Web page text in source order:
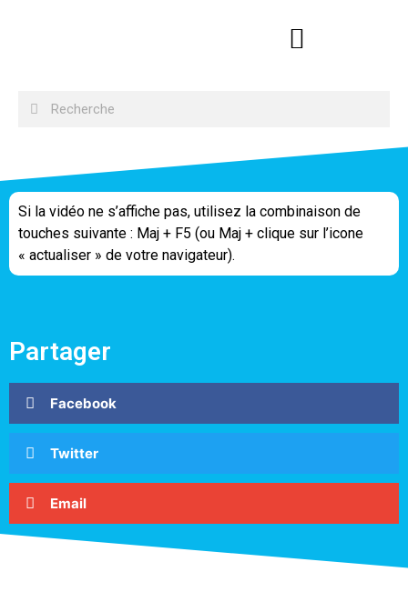
Si la vidéo ne s’affiche pas, utilisez la combinaison de
touches suivante : Maj + F5 (ou Maj + clique sur l’icone
« actualiser » de votre navigateur).
Partager
Facebook
Twitter
Email